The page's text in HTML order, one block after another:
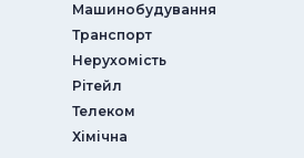
Машинобудування
Транспорт
Нерухомість
Рітейл
Телеком
Хімічна